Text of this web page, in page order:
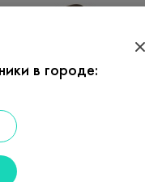
в городе: